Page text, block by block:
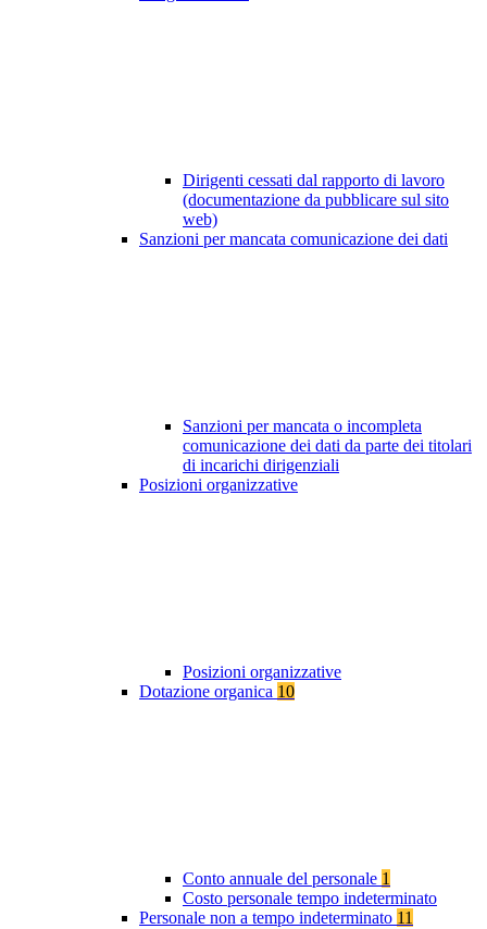
Dirigenti cessati dal rapporto di lavoro
(documentazione da pubblicare sul sito
web)
Sanzioni per mancata comunicazione dei dati
Sanzioni per mancata o incompleta
comunicazione dei dati da parte dei titolari
di incarichi dirigenziali
Posizioni organizzative
Posizioni organizzative
Dotazione organica 10
Conto annuale del personale 1
Costo personale tempo indeterminato
Personale non a tempo indeterminato 11